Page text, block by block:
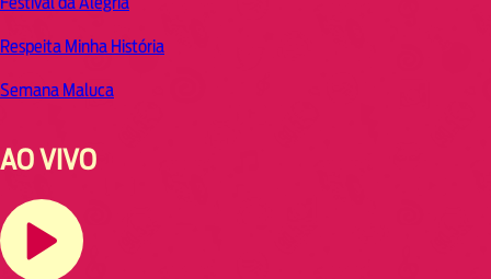
Respeita Minha História
Semana Maluca
AO VIVO